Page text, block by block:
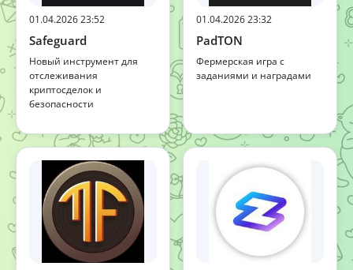
01.04.2026 23:52
Safeguard
Новый инструмент для
отслеживания
криптосделок и
безопасности
01.04.2026 23:32
PadTON
Фермерская игра с
заданиями и наградами